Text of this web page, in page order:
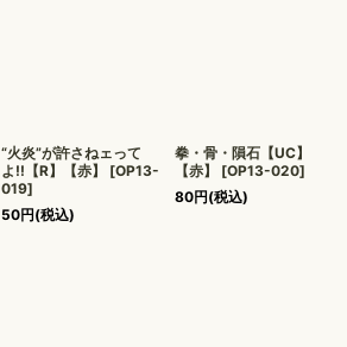
“火炎”が許さねェって
よ!!【R】【赤】
[OP13-
019]
50円(税込)
拳・骨・隕石【UC】
【赤】
[OP13-020]
80円(税込)